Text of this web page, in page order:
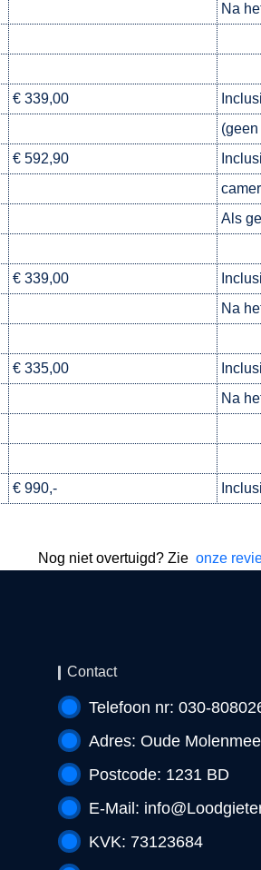
Na
€ 339,00
€ 592,90
Als
€ 339,00
Na
€ 335,00
Na
€ 990,-
Nog niet overtuigd? Zie onze
Contact
Telefoon nr: 030-
Adres: Oude
Postcode: 1231 BD
E-Mail:
KVK: 73123684